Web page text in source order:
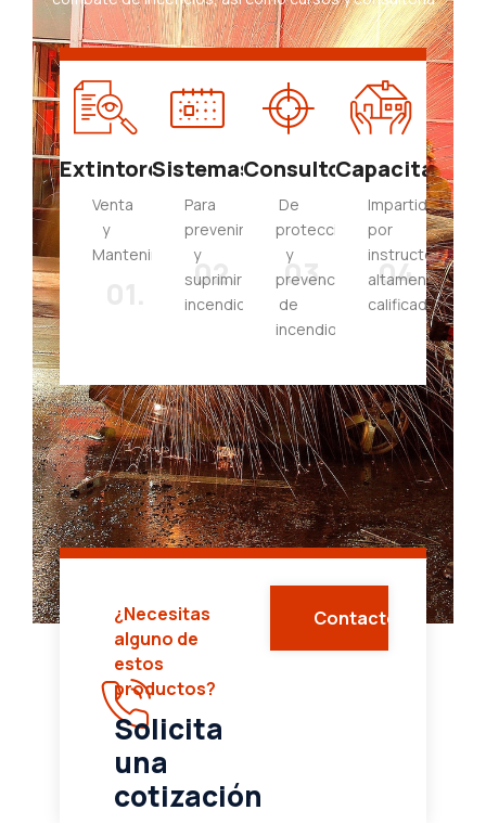
Extintores
Venta
y
Mantenimiento
Sistemas
Para
prevenir
y
suprimir
incendios
02.
Consultoría
De
protección
y
prevención
de
incendios.
03.
Capacitación
Impartidos
por
instructores
altamente
calificados
04.
¿Necesitas
alguno de
estos
productos?
Solicita
una
cotización
Contacto